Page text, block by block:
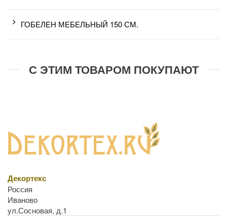
ГОБЕЛЕН МЕБЕЛЬНЫЙ 150 СМ.
С ЭТИМ ТОВАРОМ ПОКУПАЮТ
Декортекс
Россия
Иваново
ул.Сосновая, д.1